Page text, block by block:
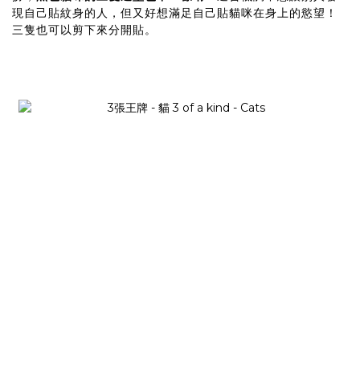
現自己貼紋身的人，但又好想滿足自己貼貓咪在身上的慾望！
三隻也可以剪下來分開貼。